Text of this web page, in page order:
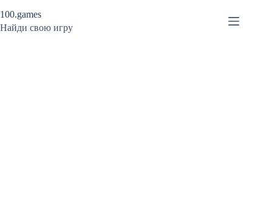
к
сути
100.games
Найди свою игру